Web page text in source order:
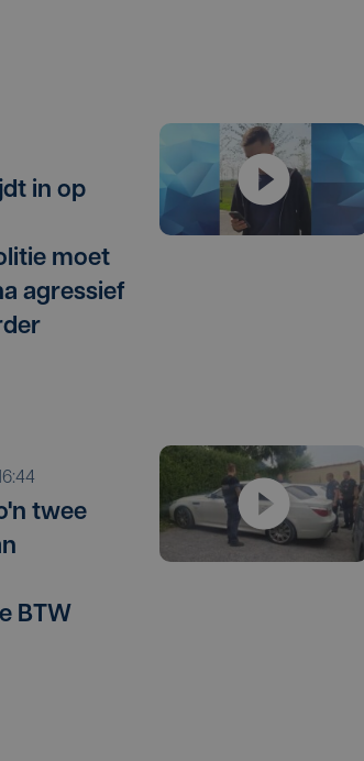
in op
moet
agressief
twee
BTW